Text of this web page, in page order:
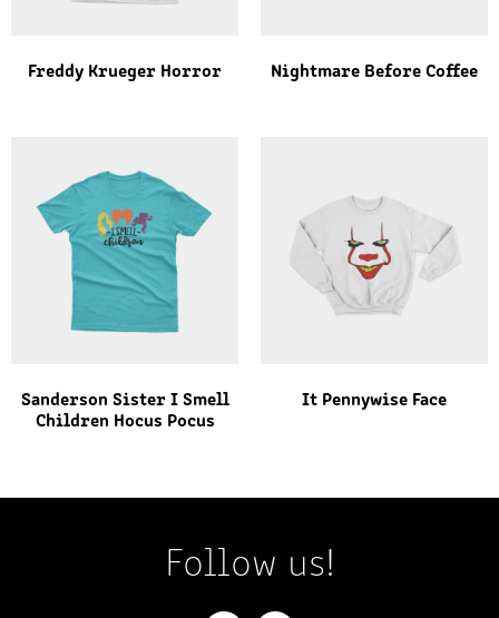
Freddy Krueger Horror Nightmare Before Coffee
Sanderson Sister I Smell
Children Hocus Pocus
It Pennywise Face
Follow us!